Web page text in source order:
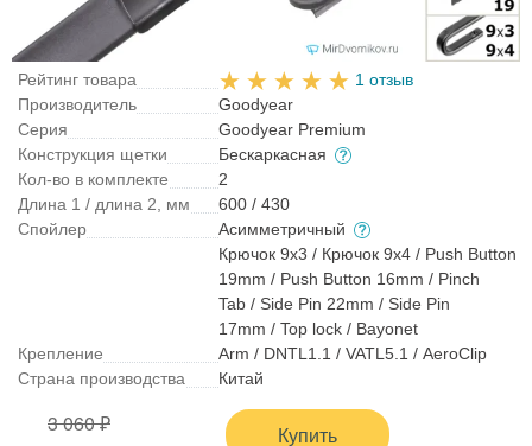
Рейтинг товара
1 отзыв
Производитель
Goodyear
Серия
Goodyear Premium
Конструкция щетки
Бескаркасная
Кол-во в комплекте
2
Длина 1 / длина 2, мм
600 / 430
Спойлер
Асимметричный
Крепление
Крючок 9x3 / Крючок 9x4 / Push Button
19mm / Push Button 16mm / Pinch
Tab / Side Pin 22mm / Side Pin
17mm / Top lock / Bayonet
Arm / DNTL1.1 / VATL5.1 / AeroClip
Страна производства
Китай
3 060 ₽
Купить